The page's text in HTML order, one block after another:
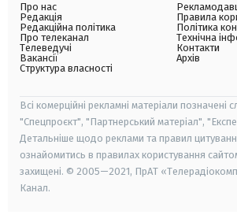
Про нас
Редакція
Редакційна політика
Про телеканал
Телеведучі
Вакансії
Структура власності
Правила
Політика
Технічна
Контакти
Архів
Всі комерційні рекламні матеріали позначені
"Спецпроєкт", "Партнерський матеріал",
Детальніше щодо реклами та правил
ознайомитись в правилах користування
захищені. © 2005—2021, ПрАТ
Канал.